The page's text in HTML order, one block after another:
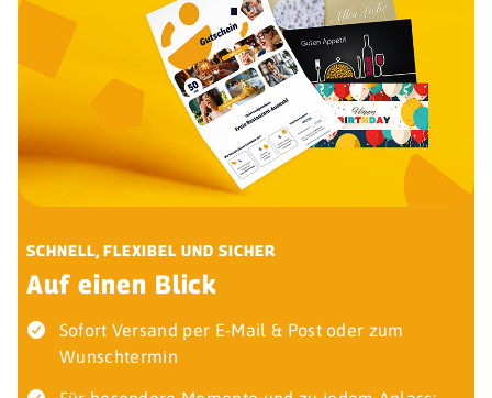
SCHNELL, FLEXIBEL UND SICHER
Auf einen Blick
Sofort Versand per E-Mail & Post oder zum
Wunschtermin